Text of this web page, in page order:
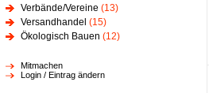
Verbände/Vereine (13)
Versandhandel (15)
Ökologisch Bauen (12)
Mitmachen
Login / Eintrag ändern